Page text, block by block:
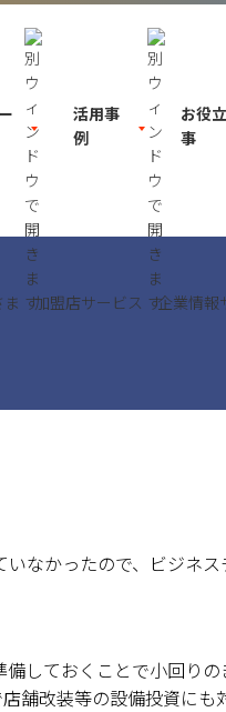
活用事
例
お役
事
加盟店サービス 企業情報
なかったので、ビジネス
しておくことで小回りの
舗改装等の設備投資にも